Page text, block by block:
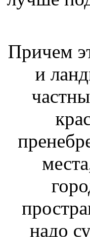
Причем
и
надо